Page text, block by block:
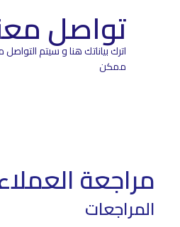
تواصل
اترك بياناتك هنا و سيتم
ممكن
مراجعة
المراجعات